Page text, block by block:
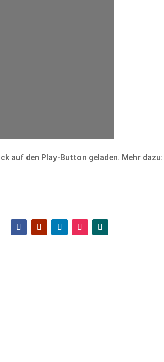
auf den Play-Button geladen. Mehr dazu: